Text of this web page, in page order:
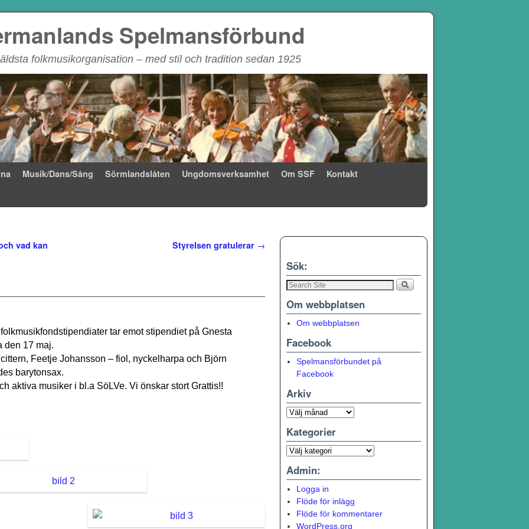
Spelmansförbund
folkmusikorganisation – med stil och tradition sedan 1925
Musik/Dans/Sång Sörmlandslåten Ungdomsverksamhet Om SSF
Kontakt
vad kan
Styrelsen gratulerar →
tar emot stipendiet på Gnesta
den 17 maj.
Feetje Johansson – fiol, nyckelharpa och Björn
barytonsax.
aktiva musiker i bl.a SöLVe. Vi önskar stort Grattis!!
Sök:
Om webbplatsen
Om webbplatsen
Facebook
Spelmansförbundet på
Facebook
Arkiv
Kategorier
Admin:
Logga in
Flöde för inlägg
Flöde för kommentarer
WordPress.org